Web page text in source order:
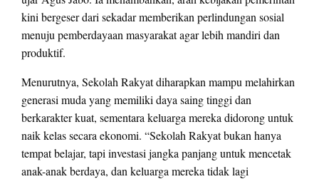
kini bergeser dari sekadar memberikan perlindungan sosial
menuju pemberdayaan masyarakat agar lebih mandiri dan
produktif.
Menurutnya, Sekolah Rakyat diharapkan mampu melahirkan
generasi muda yang memiliki daya saing tinggi dan
berkarakter kuat, sementara keluarga mereka didorong untuk
naik kelas secara ekonomi. “Sekolah Rakyat bukan hanya
tempat belajar, tapi investasi jangka panjang untuk mencetak
anak-anak berdaya, dan keluarga mereka tidak lagi